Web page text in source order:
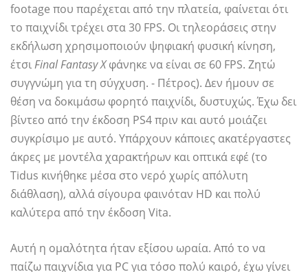
footage που παρέχεται από την πλατεία, φαίνεται ότι
το παιχνίδι τρέχει στα 30 FPS. Οι τηλεοράσεις στην
εκδήλωση χρησιμοποιούν ψηφιακή φυσική κίνηση,
έτσιFinal Fantasy Xφάνηκε να είναι σε 60 FPS. Ζητώ
συγγνώμη για τη σύγχυση. - Πέτρος). Δεν ήμουν σε
θέση να δοκιμάσω φορητό παιχνίδι, δυστυχώς. Έχω δει
βίντεο από την έκδοση PS4 πριν και αυτό μοιάζει
συγκρίσιμο με αυτό. Υπάρχουν κάποιες ακατέργαστες
άκρες με μοντέλα χαρακτήρων και οπτικά εφέ (το
Tidus κινήθηκε μέσα στο νερό χωρίς απόλυτη
διάθλαση), αλλά σίγουρα φαινόταν HD και πολύ
καλύτερα από την έκδοση Vita.
Αυτή η ομαλότητα ήταν εξίσου ωραία. Από το να
παίζω παιχνίδια για PC για τόσο πολύ καιρό, έχω γίνει